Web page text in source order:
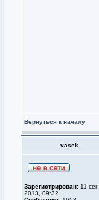
Вернуться к началу
vasek
Зарегистрирован: 11 сен
2013, 09:32